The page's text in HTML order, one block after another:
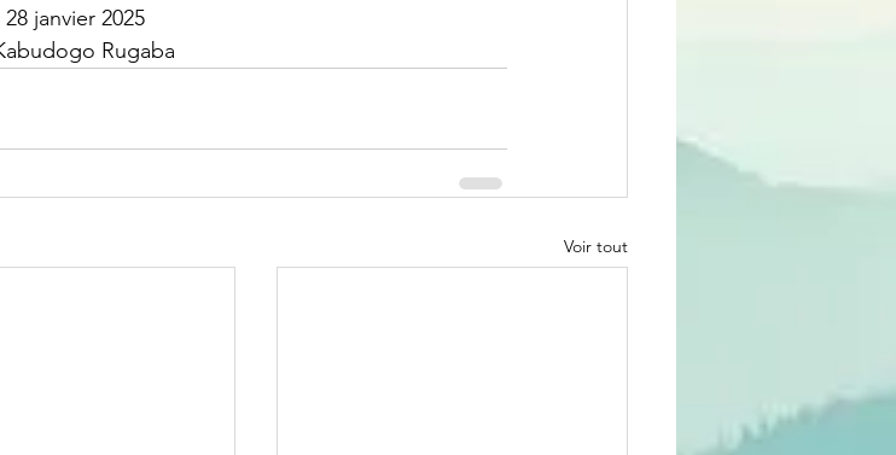
28 janvier 2025
Rugaba
Voir tout